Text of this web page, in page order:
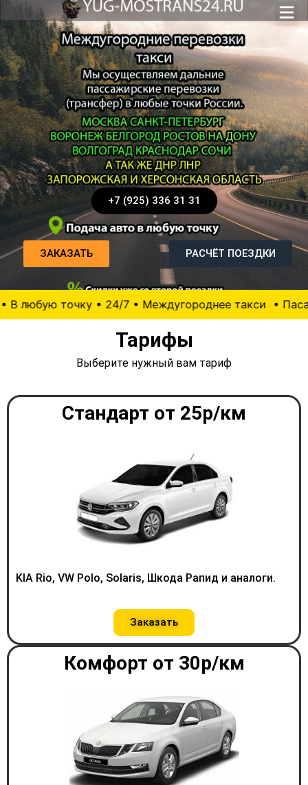
+7 (925) 336 31 31
ЗАКАЗАТЬ РАСЧЁТ ПОЕЗДКИ
• 24/7 • Междугороднее такси• Пасажирские
Тарифы
Выберите нужный вам тариф
Стандарт от 25р/км
KIA Rio, VW Polo, Solaris, Шкода Рапид и аналоги.
Заказать
Комфорт от 30р/км